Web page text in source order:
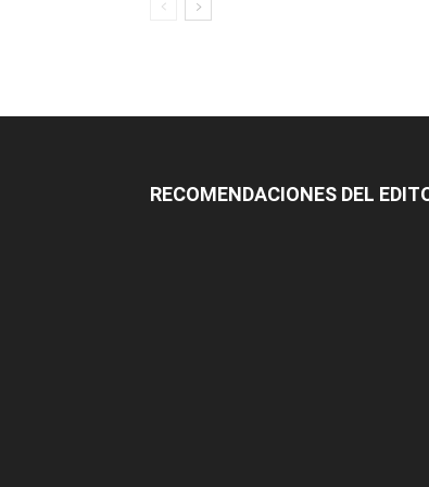
RECOMENDACIONES DEL